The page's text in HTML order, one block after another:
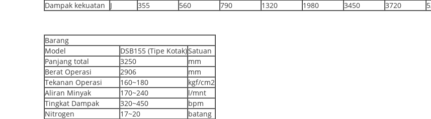
Dampak kekuatan
J 355 560 790 1320 1980 3450 3720
Barang
Model
DSB155 (Tipe Kotak)Satuan
Panjang total
3250
mm
Berat Operasi
2906
mm
Tekanan Operasi
160~180
kgf/cm2
Aliran Minyak
170~240
l/mnt
Tingkat Dampak
320~450
bpm
Nitrogen
17~20
batang